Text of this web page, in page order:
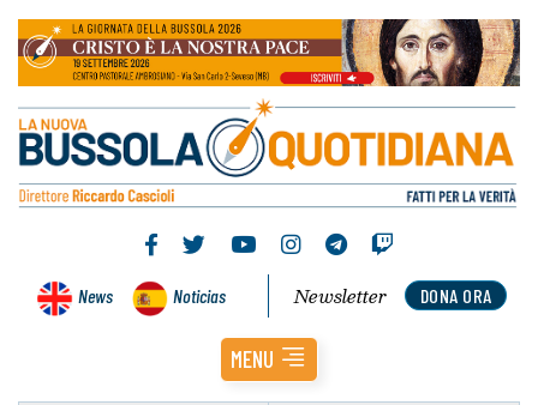
News Noticias DONA ORA
Newsletter
MENU